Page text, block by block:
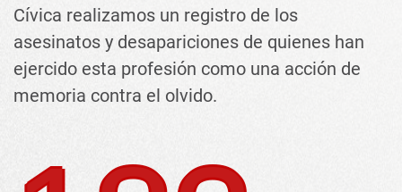
Cívica realizamos un registro de los
asesinatos y desapariciones de quienes han
ejercido esta profesión como una acción de
memoria contra el olvido.